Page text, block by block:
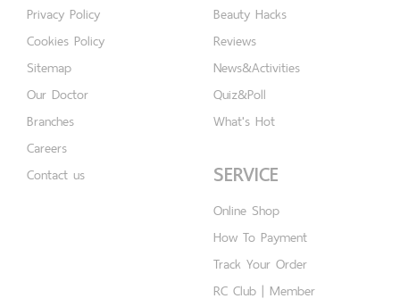
Privacy Policy
Cookies Policy
Sitemap
Our Doctor
Branches
Careers
Contact us
Beauty Hacks
Reviews
News&Activities
Quiz&Poll
What's Hot
SERVICE
Online Shop
How To Payment
Track Your Order
RC Club | Member